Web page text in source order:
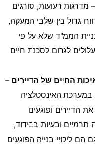
– מדרגות רעועות, סורגים
גדול בין שלבי המעקה,
הממ"ד שלא על פי
עלולים לגרום לסכנת חיים
החיים של הדיירים –
האינסטלציה
הדיירים ופוגעים
תרמיים ובעיות בבידוד,
הם ליקויי בנייה הפוגעים